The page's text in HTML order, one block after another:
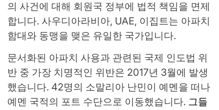
의 사건에 대해 회원국 정부에 법적 책임을 면제
합니다. 사우디아라비아, UAE, 이집트는 아파치
함대와 동맹을 맺은 유일한 국가입니다.
문서화된 아파치 사용과 관련된 국제 인도법 위
반 중 가장 치명적인 위반은 2017년 3월에 발생
했습니다. 42명의 소말리아 난민이 예멘을 떠나
예멘 국적의 포트 수단으로 이동했습니다. 그들